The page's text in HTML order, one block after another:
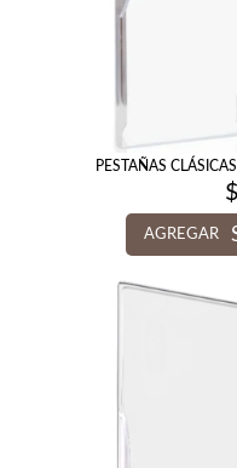
PESTAÑAS
$
AGREGAR